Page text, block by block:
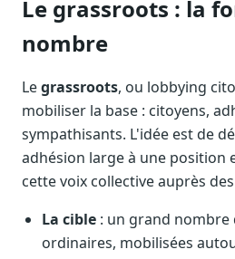
Nouveautés produit
Public Sénat, ONG, cabinets
Qui sommes-nous
Méthode, valeurs et équipe
Charte IA
Fiabilité, souveraineté, sobriété
Sécurité
Hébergement européen, RGPD
Le grassroots : la
nombre
Legrassroots, ou lobbying
mobiliser la base : citoyens,
sympathisants. L'idée est de
adhésion large à une position
cette voix collective auprès
La cible : un grand nombre
ordinaires, mobilisées